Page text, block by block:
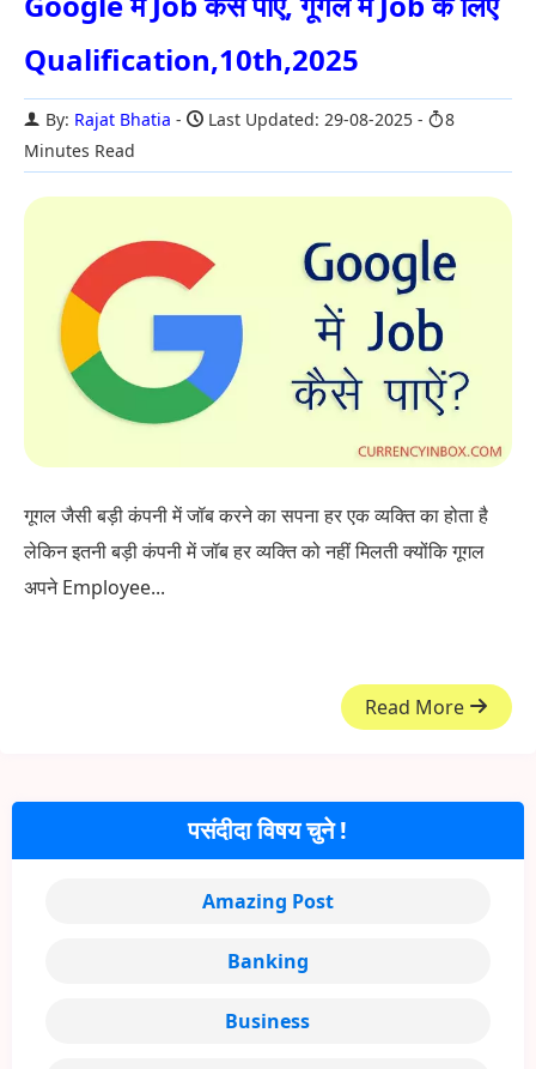
Qualification,10th,2025
By: Rajat Bhatia Last Updated: 29-08-2025
8
Minutes Read
गूगल जैसी बड़ी कंपनी में जॉब करने का सपना हर एक व्यक्ति का होता है
लेकिन इतनी बड़ी कंपनी में जॉब हर व्यक्ति को नहीं मिलती क्योंकि गूगल
अपने Employee...
Read More
पसंदीदा विषय चुने !
Amazing Post
Banking
Business